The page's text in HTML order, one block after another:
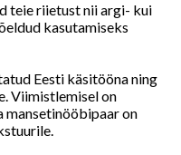
teie riietust nii argi- kui
kasutamiseks
Eesti käsitööna ning
Viimistlemisel on
mansetinööbipaar on